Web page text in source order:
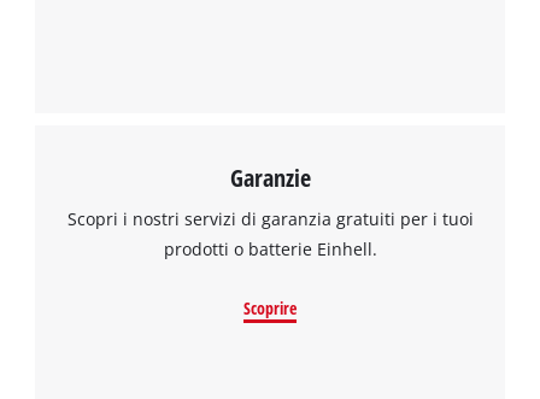
Garanzie
Scopri i nostri servizi di garanzia gratuiti per i tuoi
prodotti o batterie Einhell.
Scoprire